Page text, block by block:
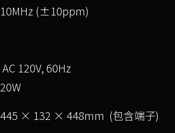
10MHz (±10ppm)
AC 120V, 60Hz
20W
445 × 132 × 448mm (包含端子)